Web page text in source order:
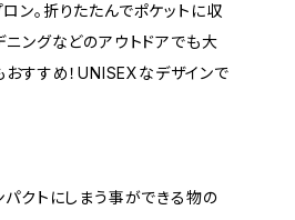
ン。折りたたんでポケットに収
ニングなどのアウトドアでも大
おすすめ！UNISEXなデザインで
パクトにしまう事ができる物の